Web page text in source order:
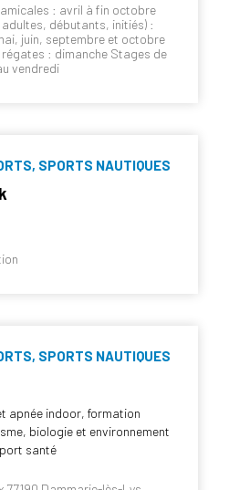
: avril à fin octobre
débutants, initiés) :
juin, septembre et octobre
: dimanche Stages de
vendredi
SPORTS NAUTIQUES
SPORTS NAUTIQUES
apnée indoor, formation
biologie et environnement
santé